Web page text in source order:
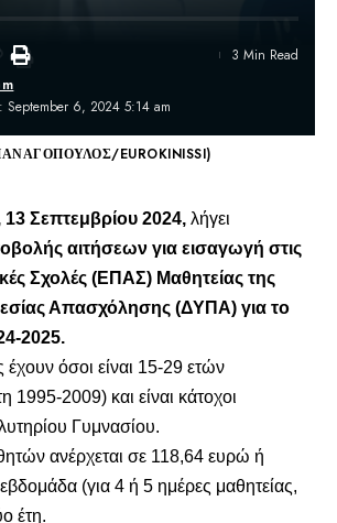
September 6, 2024 5:14 am
3 Min Read
EUROKINISSI)
Σεπτεμβρίου 2024, λήγει
αιτήσεων για εισαγωγή στις
Σχολές (ΕΠΑΣ) Μαθητείας της
Απασχόλησης (ΔΥΠΑ) για το
2025.
έχουν όσοι είναι 15-29 ετών
1995-2009) και είναι κάτοχοι
Γυμνασίου.
ανέρχεται σε 118,64 ευρώ ή
(για 4 ή 5 ημέρες μαθητείας,
έτη.